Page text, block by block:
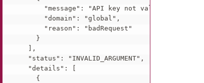
"message": "API key not valid. Please
        "domain": "global",
        "reason": "badRequest"
      }
    ],
    "status": "INVALID_ARGUMENT",
    "details": [
      {